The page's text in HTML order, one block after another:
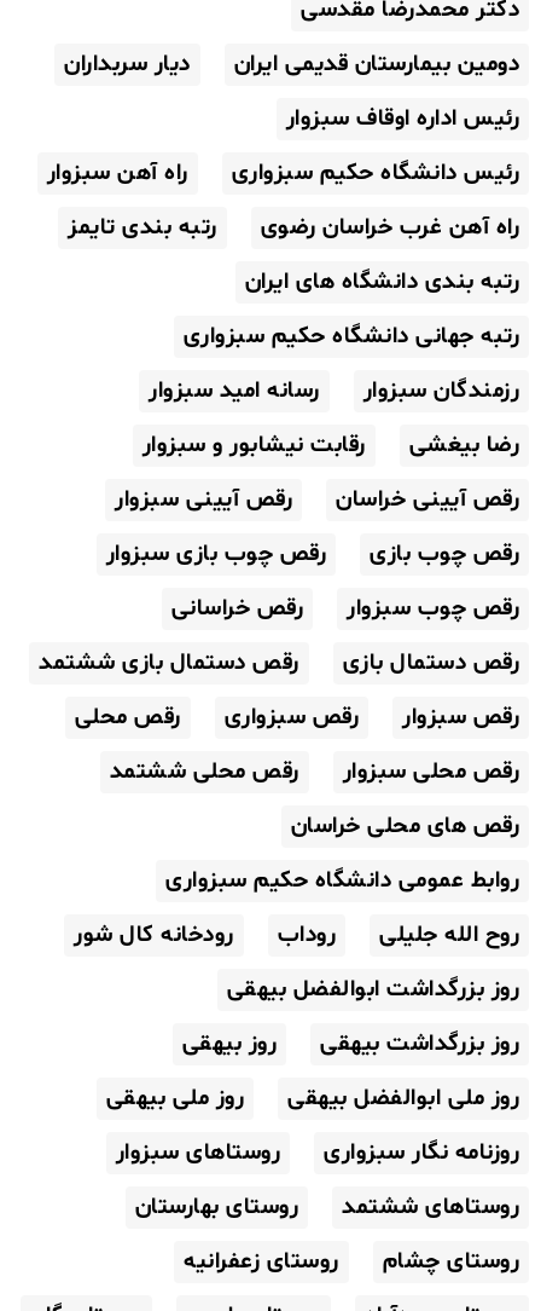
دکتر محمدرضا مقدسی
دومین بیمارستان قدیمی ایران
دیار سربداران
رئیس اداره اوقاف سبزوار
رئیس دانشگاه حکیم سبزواری
راه آهن سبزوار
راه آهن غرب خراسان رضوی
رتبه بندی تایمز
رتبه بندی دانشگاه های ایران
رتبه جهانی دانشگاه حکیم سبزواری
رزمندگان سبزوار
رسانه امید سبزوار
رضا بیغشی
رقابت نیشابور و سبزوار
رقص آیینی خراسان
رقص آیینی سبزوار
رقص چوب بازی
رقص چوب بازی سبزوار
رقص چوب سبزوار
رقص خراسانی
رقص دستمال بازی
رقص دستمال بازی ششتمد
رقص سبزوار
رقص سبزواری
رقص محلی
رقص محلی سبزوار
رقص محلی ششتمد
رقص های محلی خراسان
روابط عمومی دانشگاه حکیم سبزواری
روح الله جلیلی
روداب
رودخانه کال شور
روز بزرگداشت ابوالفضل بیهقی
روز بزرگداشت بیهقی
روز بیهقی
روز ملی ابوالفضل بیهقی
روز ملی بیهقی
روزنامه نگار سبزواری
روستاهای سبزوار
روستاهای ششتمد
روستای بهارستان
روستای چشام
روستای زعفرانیه